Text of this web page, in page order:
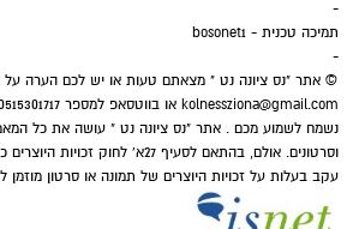
במסגרת התוכנית המשתתפים
מקצועית רחבה שכללה גם שיטות
שימוש במוזיקה, לוגותרפיה
הקבוצה התמקדה בנושאים
היערכות להחלת התוכנית בשטח
מערכת החינוך נערכת להחלת
החדש, חינוך פיננסי, אשר ייכנס
הרשמי החל משנת הלימודים
הראשון יילמד המקצוע בכל
המדינה, ובשנה העוקבת צפויה
-
תמיכה טכנית - bosonet1
-
© אתר "נס ציונה נט " מצאתם טעות או יש לכם הערה על
kolnessziona@gmail.com
נשמח לשמוע מכם . אתר "נס ציונה נט " עושה את כל
וסרטונים. אולם, בהתאם לסעיף 27א'
עקב בעלות על זכויות היוצרים של תמונה או סרטון